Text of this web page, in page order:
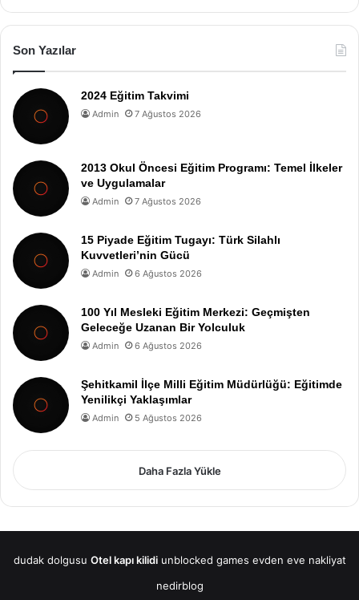
Son Yazılar
2024 Eğitim Takvimi
Admin 7 Ağustos 2026
2013 Okul Öncesi Eğitim Programı: Temel İlkeler
ve Uygulamalar
Admin 7 Ağustos 2026
15 Piyade Eğitim Tugayı: Türk Silahlı
Kuvvetleri’nin Gücü
Admin 6 Ağustos 2026
100 Yıl Mesleki Eğitim Merkezi: Geçmişten
Geleceğe Uzanan Bir Yolculuk
Admin 6 Ağustos 2026
Şehitkamil İlçe Milli Eğitim Müdürlüğü: Eğitimde
Yenilikçi Yaklaşımlar
Admin 5 Ağustos 2026
Daha Fazla Yükle
dudak dolgusu Otel kapı kilidi unblocked games evden eve nakliyat
nedirblog